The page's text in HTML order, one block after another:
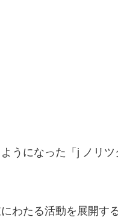
うになった「j ノリ
わたる活動を展開す